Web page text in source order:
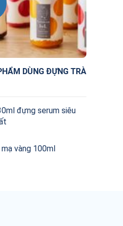
DÙNG ĐỰNG TRÀ
đựng serum siêu
vàng 100ml